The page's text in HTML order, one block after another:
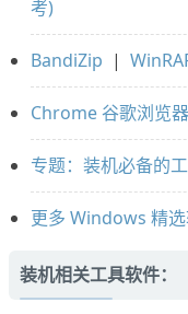
考)
BandiZip |
Chrome 谷歌浏览器
专题：装机必备的
更多 Windows 精
装机相关工具软件：